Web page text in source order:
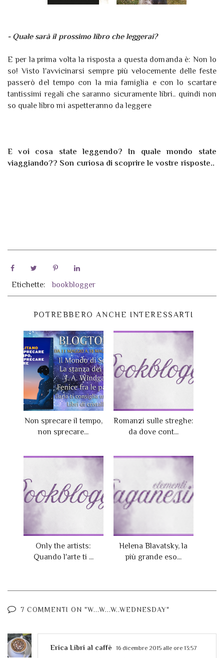
- Quale sarà il prossimo libro che leggerai?
E per la prima volta la risposta a questa domanda è: Non lo
so! Visto l'avvicinarsi sempre più velocemente delle feste
passerò del tempo con la mia famiglia e con lo scartare
tantissimi regali che saranno sicuramente libri.. quindi non
so quale libro mi aspetteranno da leggere
E voi cosa state leggendo? In quale mondo state
viaggiando?? Son curiosa di scoprire le vostre risposte..
Etichette:bookblogger
POTREBBERO ANCHE INTERESSARTI
Non sprecare il tempo,
non sprecare...
Romanzi sulle streghe:
da dove cont...
Only the artists:
Quando l'arte ti ...
Helena Blavatsky, la
più grande eso...
7 COMMENTI ON "W...W...W..WEDNESDAY"
Erica Libri al caffè 16 dicembre 2015 alle ore 13:57